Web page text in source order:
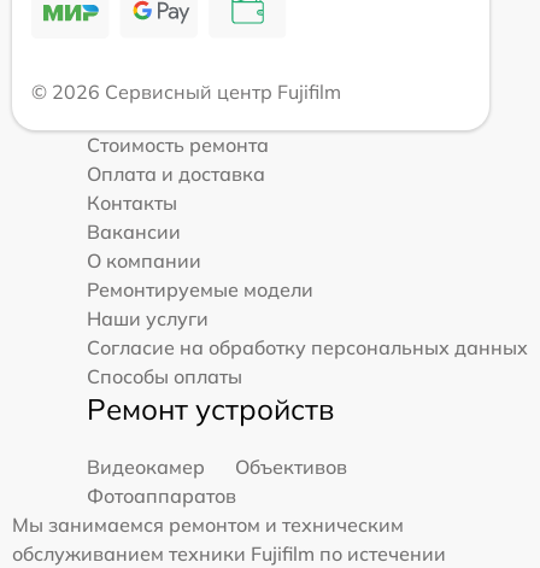
© 2026 Сервисный центр Fujifilm
Стоимость ремонта
Оплата и доставка
Контакты
Вакансии
О компании
Ремонтируемые модели
Наши услуги
Согласие на обработку персональных данных
Способы оплаты
Ремонт устройств
Видеокамер
Объективов
Фотоаппаратов
Мы занимаемся ремонтом и техническим
обслуживанием техники Fujifilm по истечении